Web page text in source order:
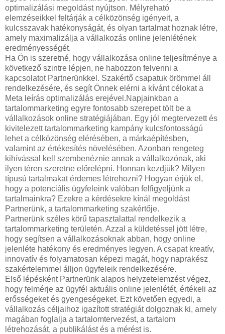
optimalizálási megoldást nyújtson. Mélyreható
elemzéseikkel feltárják a célközönség igényeit, a
kulcsszavak hatékonyságát, és olyan tartalmat hoznak létre,
amely maximalizálja a vállalkozás online jelenlétének
eredményességét.
Ha Ön is szeretné, hogy vállalkozása online teljesítménye a
következő szintre lépjen, ne habozzon felvenni a
kapcsolatot Partnerünkkel. Szakértő csapatuk örömmel áll
rendelkezésére, és segít Önnek elérni a kívánt célokat a
Meta leírás optimalizálás erejével.Napjainkban a
tartalommarketing egyre fontosabb szerepet tölt be a
vállalkozások online stratégiájában. Egy jól megtervezett és
kivitelezett tartalommarketing kampány kulcsfontosságú
lehet a célközönség elérésében, a márkaépítésben,
valamint az értékesítés növelésében. Azonban rengeteg
kihívással kell szembenéznie annak a vállalkozónak, aki
ilyen téren szeretne előrelépni. Honnan kezdjük? Milyen
típusú tartalmakat érdemes létrehozni? Hogyan érjük el,
hogy a potenciális ügyfeleink valóban felfigyeljünk a
tartalmainkra? Ezekre a kérdésekre kínál megoldást
Partnerünk, a tartalommarketing szakértője.
Partnerünk széles körű tapasztalattal rendelkezik a
tartalommarketing területén. Azzal a küldetéssel jött létre,
hogy segítsen a vállalkozásoknak abban, hogy online
jelenléte hatékony és eredményes legyen. A csapat kreatív,
innovatív és folyamatosan képezi magát, hogy naprakész
szakértelemmel álljon ügyfeleik rendelkezésére.
Első lépésként Partnerünk alapos helyzetelemzést végez,
hogy felmérje az ügyfél aktuális online jelenlétét, értékeli az
erősségeket és gyengeségeket. Ezt követően egyedi, a
vállalkozás céljaihoz igazított stratégiát dolgoznak ki, amely
magában foglalja a tartalomtervezést, a tartalom
létrehozását, a publikálást és a mérést is.